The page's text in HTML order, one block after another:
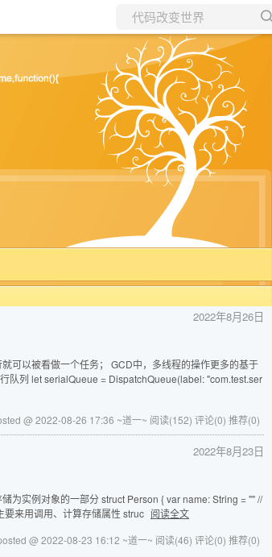
所有博客
2022年8月26日
可以被看做一个任务； GCD中，多线程的操作更多的基于
队列 let serialQueue = DispatchQueue(label: "com.test.ser
@ 2022-08-26 17:36 ~道一~ 阅读(152) 评论(0) 推荐(0)
2022年8月23日
为实例对象的一部分 struct Person { var name: String = "" //
来用调用、计算存储属性 struc 阅读全文
@ 2022-08-23 16:12 ~道一~ 阅读(46) 评论(0) 推荐(0)